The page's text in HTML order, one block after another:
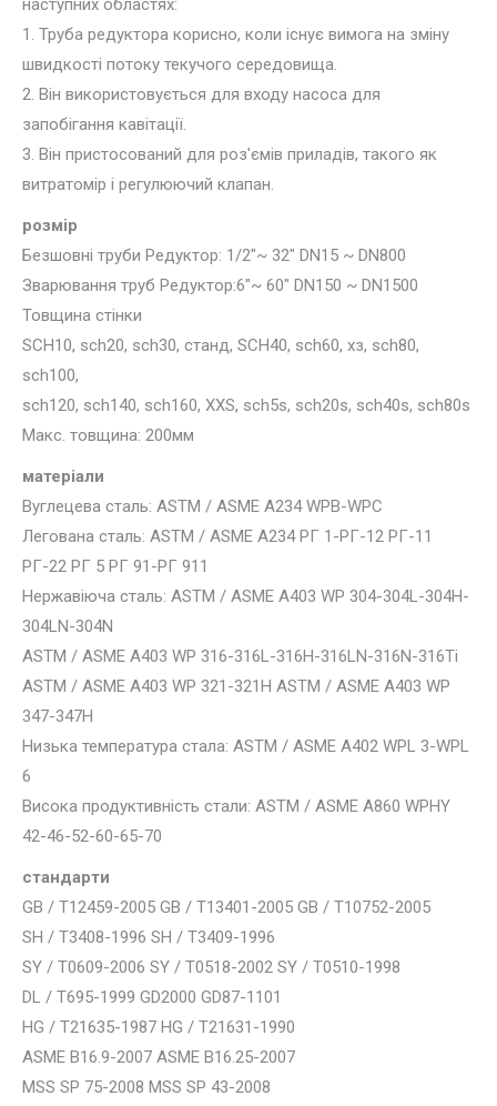
наступних областях:
1. Труба редуктора корисно, коли існує вимога на зміну
швидкості потоку текучого середовища.
2. Він використовується для входу насоса для
запобігання кавітації.
3. Він пристосований для роз'ємів приладів, такого як
витратомір і регулюючий клапан.
розмір
Безшовні труби Редуктор: 1/2″~ 32″ DN15 ~ DN800
Зварювання труб Редуктор:6″~ 60″ DN150 ~ DN1500
Товщина стінки
SCH10, sch20, sch30, станд, SCH40, sch60, хз, sch80,
sch100,
sch120, sch140, sch160, XXS, sch5s, sch20s, sch40s, sch80s
Макс. товщина: 200мм
матеріали
Вуглецева сталь: ASTM / ASME A234 WPB-WPC
Легована сталь: ASTM / ASME A234 РГ 1-РГ-12 РГ-11
РГ-22 РГ 5 РГ 91-РГ 911
Нержавіюча сталь: ASTM / ASME A403 WP 304-304L-304H-
304LN-304N
ASTM / ASME A403 WP 316-316L-316H-316LN-316N-316Ti
ASTM / ASME A403 WP 321-321H ASTM / ASME A403 WP
347-347H
Низька температура стала: ASTM / ASME A402 WPL 3-WPL
6
Висока продуктивність стали: ASTM / ASME A860 WPHY
42-46-52-60-65-70
стандарти
GB / T12459-2005 GB / T13401-2005 GB / T10752-2005
SH / T3408-1996 SH / T3409-1996
SY / T0609-2006 SY / T0518-2002 SY / T0510-1998
DL / T695-1999 GD2000 GD87-1101
HG / T21635-1987 HG / T21631-1990
ASME B16.9-2007 ASME B16.25-2007
MSS SP 75-2008 MSS SP 43-2008